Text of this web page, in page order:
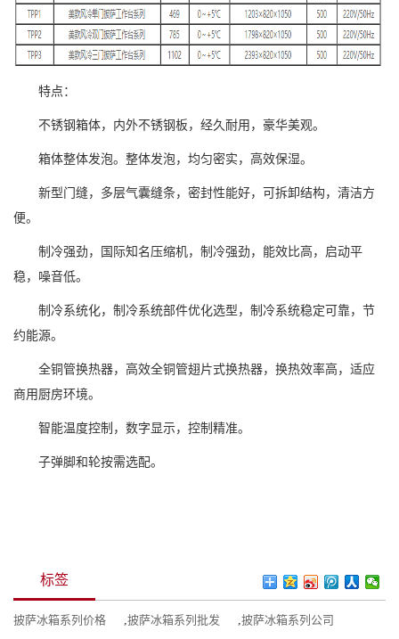
特点：
不锈钢箱体，内外不锈钢板，经久耐用，豪华美观。
箱体整体发泡。整体发泡，均匀密实，高效保湿。
新型门缝，多层气囊缝条，密封性能好，可拆卸结构，清洁方
便。
制冷强劲，国际知名压缩机，制冷强劲，能效比高，启动平
稳，噪音低。
制冷系统化，制冷系统部件优化选型，制冷系统稳定可靠，节
约能源。
全铜管换热器，高效全铜管翅片式换热器，换热效率高，适应
商用厨房环境。
智能温度控制，数字显示，控制精准。
子弹脚和轮按需选配。
标签
披萨冰箱系列价格 ,披萨冰箱系列批发 ,披萨冰箱系列公司